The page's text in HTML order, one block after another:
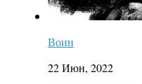
Воин
22 Июн, 2022